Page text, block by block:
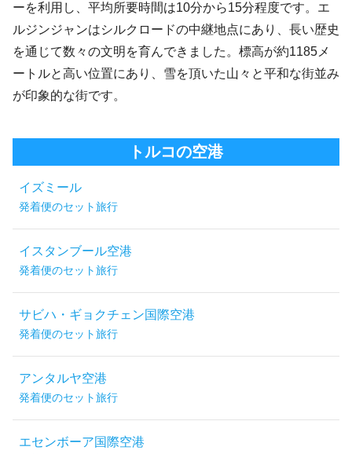
ーを利用し、平均所要時間は10分から15分程度です。エ
ルジンジャンはシルクロードの中継地点にあり、長い歴史
を通じて数々の文明を育んできました。標高が約1185メ
ートルと高い位置にあり、雪を頂いた山々と平和な街並み
が印象的な街です。
トルコの空港
イズミール
発着便のセット旅行
イスタンブール空港
発着便のセット旅行
サビハ・ギョクチェン国際空港
発着便のセット旅行
アンタルヤ空港
発着便のセット旅行
エセンボーア国際空港